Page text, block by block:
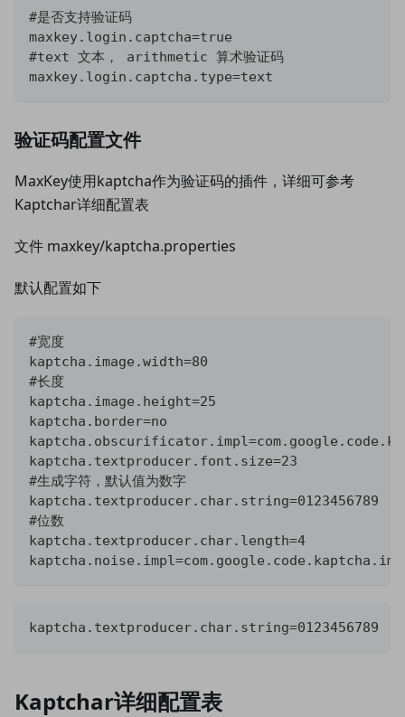
#是否支持验证码
maxkey.login.captcha=true
#text 文本， arithmetic 算术验证码
maxkey.login.captcha.type=text
验证码配置文件
MaxKey使用kaptcha作为验证码的插件，详细可参考
Kaptchar详细配置表
文件 maxkey/kaptcha.properties
默认配置如下
#宽度
kaptcha.image.width=80
#长度
kaptcha.image.height=25
kaptcha.border=no
kaptcha.textproducer.font.size=23
#生成字符，默认值为数字
kaptcha.textproducer.char.string=0123456789
#位数
kaptcha.textproducer.char.length=4
kaptcha.textproducer.char.string=0123456789
Kaptchar详细配置表